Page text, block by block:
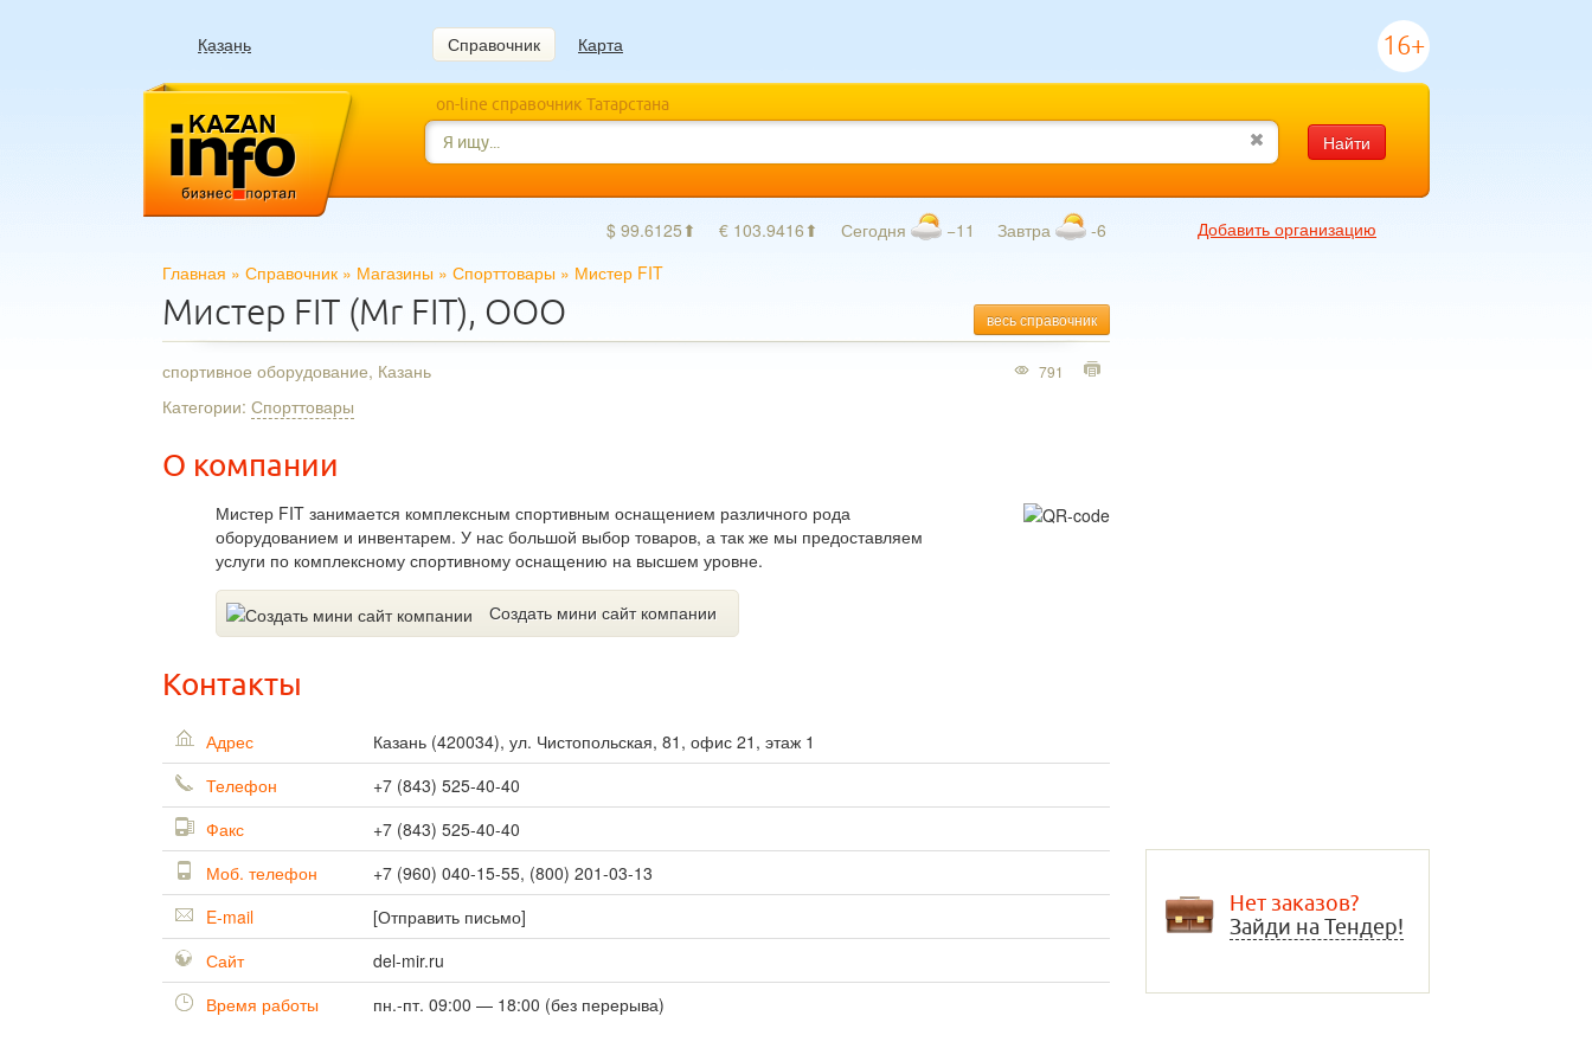
Казань Справочник Карта 16+
on-line справочник Татарстана
Найти
$ 99.6125⬆ € 103.9416⬆ Сегодня −11 Завтра -6
Добавить организацию
Главная » Справочник » Магазины » Спорттовары » Мистер FIT
весь справочник
Мистер FIT (Mr FIT), ООО
спортивное оборудование, Казань
Категории: Спорттовары
О компании
Мистер FIT занимается комплексным спортивным оснащением различного рода
оборудованием и инвентарем. У нас большой выбор товаров, а так же мы предоставляем
услуги по комплексному спортивному оснащению на высшем уровне.
Создать мини сайт компании
791
Контакты
Адрес Казань (420034), ул. Чистопольская, 81,​ офис 21, этаж 1
Телефон
+7 (843) 525-40-40
Факс
+7 (843) 525-40-40
Моб. телефон
+7 (960) 040-15-55, (800) 201-03-13
E-mail
[Отправить письмо]
Сайт
del-mir.ru
Время работы
пн.-пт. 09:00 — 18:00 (без перерыва)
Нет заказов?
Зайди на Тендер!